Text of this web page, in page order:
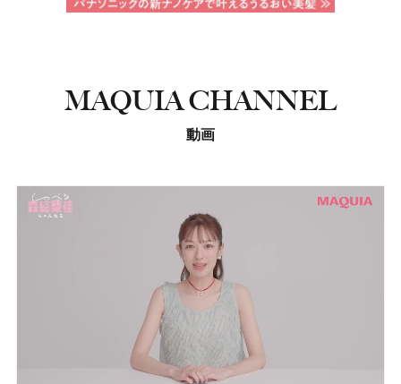
MAQUIA CHANNEL
動画